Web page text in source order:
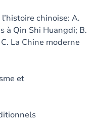
chinoise: A.
à Qin Shi Huangdi; B.
La Chine moderne
et